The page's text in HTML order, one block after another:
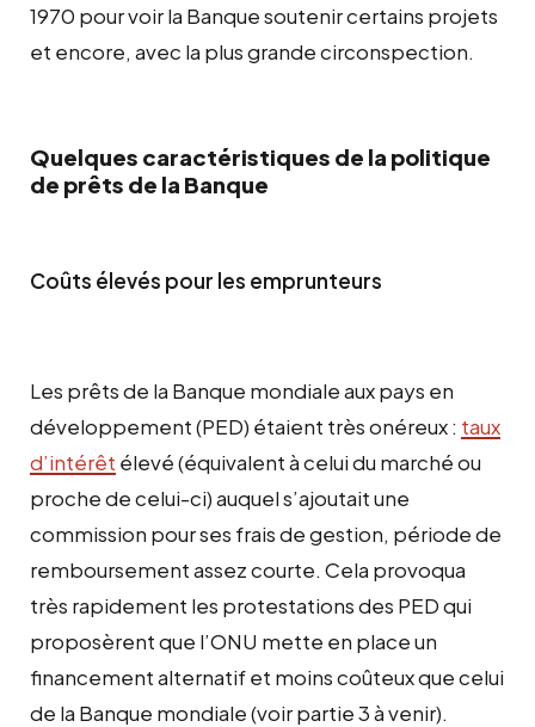
1970 pour voir la Banque soutenir certains projets
et encore, avec la plus grande circonspection.
Quelques caractéristiques de la politique
de prêts de la Banque
Coûts élevés pour les emprunteurs
Les prêts de la Banque mondiale aux pays en
développement (PED) étaient très onéreux : taux
d’intérêt élevé (équivalent à celui du marché ou
proche de celui-ci) auquel s’ajoutait une
commission pour ses frais de gestion, période de
remboursement assez courte. Cela provoqua
très rapidement les protestations des PED qui
proposèrent que l’ONU mette en place un
financement alternatif et moins coûteux que celui
de la Banque mondiale (voir partie 3 à venir).